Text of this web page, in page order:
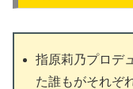
指原莉乃プロデ
た誰もがそれぞ